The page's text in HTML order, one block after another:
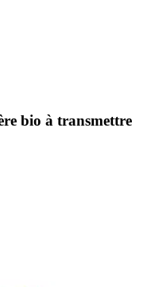
bio à transmettre